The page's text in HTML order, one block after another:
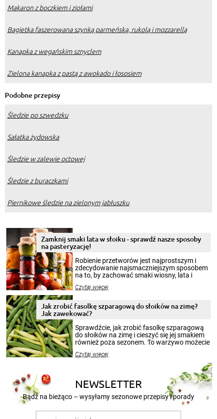
Makaron z boczkiem i ziołami
Bagietka faszerowana szynką parmeńską, rukolą i mozzarellą
Kanapka z wegańskim sznyclem
Zielona kanapka z pastą z awokado i łososiem
Podobne przepisy
Śledzie po szwedzku
Sałatka żydowska
Śledzie w zalewie octowej
Śledzie z buraczkami
Piernikowe śledzie na zielonym jabłuszku
Zamknij smaki lata w słoiku - sprawdź nasze sposoby
na pasteryzację!
Robienie przetworów jest najprostszym i
zdecydowanie najsmaczniejszym sposobem
na to, by zachować smaki wiosny, lata i
krajobrazów, by cieszyć nimi oko w sezonie
pełni poczuć atmosferę cieplejszych
miesięcy. Przygotowanie słoików ze
patenty, które pozwolą zachować świeżość
przetworów.
Czytaj więcej
Jak zrobić fasolkę szparagową do słoików na zimę?
Jak zawekować?
Sprawdźcie, jak zrobić fasolkę szparagową
do słoików na zimę i cieszyć się jej smakiem
również poza sezonem. To warzywo możecie
nasze propozycje!
Czytaj więcej
NEWSLETTER
Bądź na bieżąco – wysyłamy sezonowe przepisy i porady